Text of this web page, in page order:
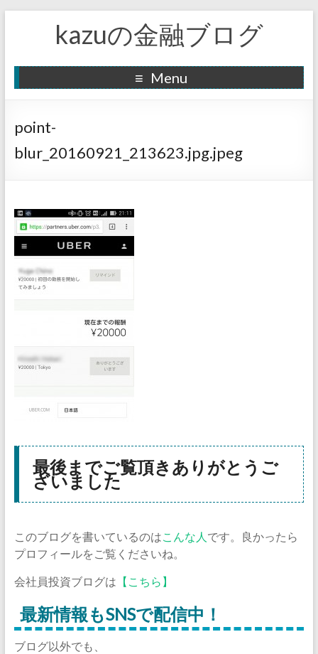
kazuの金融ブログ
Menu
point-
blur_20160921_213623.jpg.jpeg
最後までご覧頂きありがとうご
ざいました
このブログを書いているのはこんな人 です。良かったら
プロフィールをご覧くださいね。
会社員投資ブログは 【こちら】
最新情報もSNSで配信中！
ブログ以外でも、